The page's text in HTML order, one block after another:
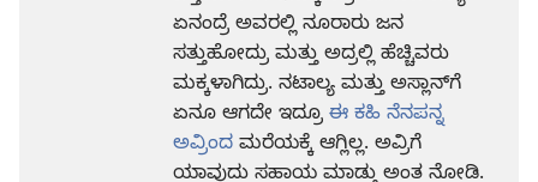
ಏನಂದ್ರೆ ಅವರಲ್ಲಿ ನೂರಾರು ಜನ
ಸತ್ತುಹೋದ್ರು ಮತ್ತು ಅದ್ರಲ್ಲಿ ಹೆಚ್ಚಿವರು
ಮಕ್ಕಳಾಗಿದ್ರು. ನಟಾಲ್ಯ ಮತ್ತು ಅಸ್ಲಾನ್‌ಗೆ
ಏನೂ ಆಗದೇ ಇದ್ರೂ ಈ ಕಹಿ ನೆನಪನ್ನ
ಅವ್ರಿಂದ ಮರೆಯಕ್ಕೆ ಆಗ್ಲಿಲ್ಲ. ಅವ್ರಿಗೆ
ಯಾವುದು ಸಹಾಯ ಮಾಡ್ತು ಅಂತ ನೋಡಿ.